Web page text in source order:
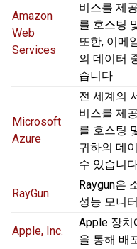
Amazon
Web
Services
비스를 제
를 호스팅
또한, 이메
의 데이터
습니다.
Microsoft
Azure
전 세계의
비스를 제
를 호스팅
귀하의 데
수 있습니
RayGun
Raygun은
성능 모니
Apple, Inc.
Apple 장치
을 통해 배